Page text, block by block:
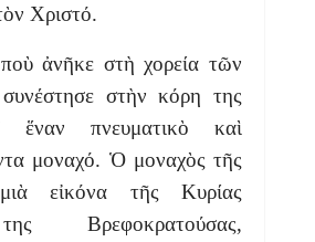
Χριστό.
ἀνῆκε στὴ χορεία τῶν
στὴν κόρη της
ἕναν πνευματικὸ καὶ
μοναχό. Ὁ μοναχὸς τῆς
εἰκόνα τῆς Κυρίας
Βρεφοκρατούσας,